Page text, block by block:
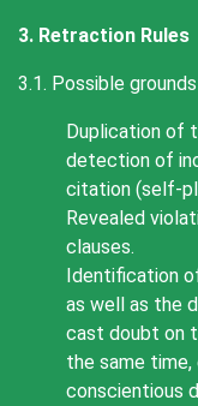
3. Retraction Rules
3.1. Possible
Duplication of
detection of
citation (self-
Revealed
clauses.
Identification
as well as the
cast doubt on
the same
conscientious